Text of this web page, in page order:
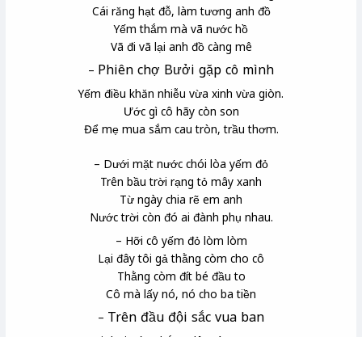
Cái răng hạt đỗ, làm tương anh đồ
Yếm thắm mà vã nước hồ
Vã đi vã lại anh đồ càng mê
– Phiên chợ Bưởi gặp cô mình
Yếm điều khăn nhiễu vừa xinh vừa giòn.
Ước gì cô hãy còn son
Để mẹ mua sắm cau tròn, trầu thơm.
– Dưới mặt nước chói lòa yếm đỏ
Trên bầu trời rạng tỏ mây xanh
Từ ngày chia rẽ em anh
Nước trời còn đó ai đành phụ nhau.
– Hỡi cô yếm đỏ lòm lòm
Lại đây tôi gả thằng còm cho cô
Thằng còm đít bé đầu to
Cô mà lấy nó, nó cho ba tiền
– Trên đầu đội sắc vua ban